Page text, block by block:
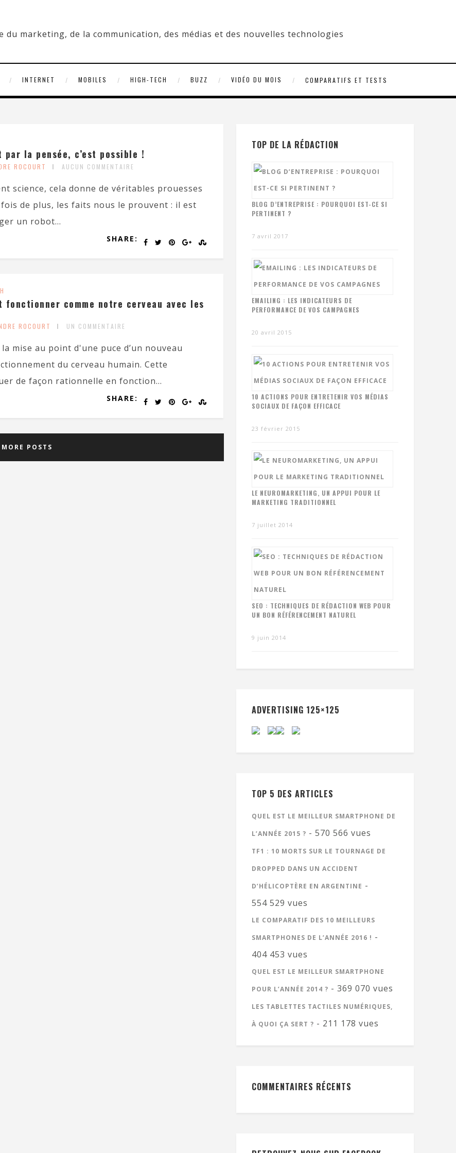
INTERNET MOBILES HIGH-TECH BUZZ VIDÉO DU MOIS COMPARATIFS ET TESTS
par la pensée, c’est possible !
ROCOURT AUCUN COMMENTAIRE
science, cela donne de véritables prouesses
de plus, les faits nous le prouvent : il est
un robot...
SHARE:
fonctionner comme notre cerveau avec les
ROCOURT UN COMMENTAIRE
mise au point d'une puce d’un nouveau
du cerveau humain. Cette
de façon rationnelle en fonction...
SHARE:
POSTS
TOP DE LA RÉDACTION
BLOG D’ENTREPRISE : POURQUOI EST-CE SI
PERTINENT ?
7 avril 2017
EMAILING : LES INDICATEURS DE
PERFORMANCE DE VOS CAMPAGNES
20 avril 2015
10 ACTIONS POUR ENTRETENIR VOS MÉDIAS
SOCIAUX DE FAÇON EFFICACE
23 février 2015
LE NEUROMARKETING, UN APPUI POUR LE
MARKETING TRADITIONNEL
7 juillet 2014
SEO : TECHNIQUES DE RÉDACTION WEB POUR
UN BON RÉFÉRENCEMENT NATUREL
9 juin 2014
ADVERTISING 125×125
TOP 5 DES ARTICLES
QUEL EST LE MEILLEUR SMARTPHONE DE
L’ANNÉE 2015 ? - 570 566 vues
TF1 : 10 MORTS SUR LE TOURNAGE DE
DROPPED DANS UN ACCIDENT
D’HÉLICOPTÈRE EN ARGENTINE -
554 529 vues
LE COMPARATIF DES 10 MEILLEURS
SMARTPHONES DE L’ANNÉE 2016 ! -
404 453 vues
QUEL EST LE MEILLEUR SMARTPHONE
POUR L’ANNÉE 2014 ? - 369 070 vues
LES TABLETTES TACTILES NUMÉRIQUES,
À QUOI ÇA SERT ? - 211 178 vues
COMMENTAIRES RÉCENTS